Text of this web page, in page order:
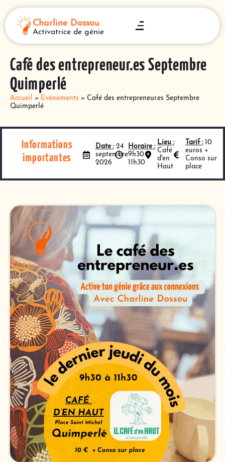
Charline Dossou
Activatrice de génie
Café des entrepreneur.es Septembre
Quimperlé
Accueil » Evènements » Café des entrepreneur.es Septembre
Quimperlé
Informations
importantes
Date :24
septembre
2026
Horaire :
9h30 à
11h30
Lieu :
Café
d'en
Haut
Tarif :10
euros +
Conso sur
place